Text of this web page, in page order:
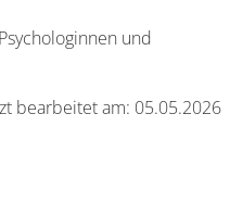
und
bearbeitet am: 05.05.2026